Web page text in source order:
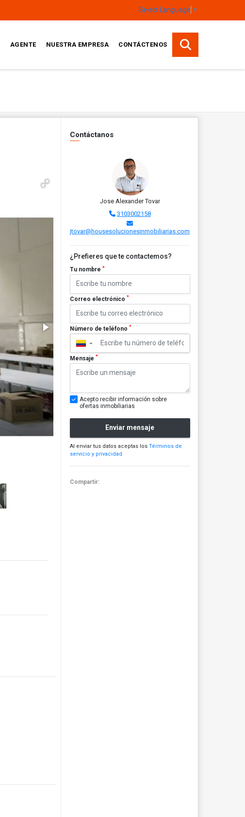
Select Language ▼
AGENTE NUESTRA EMPRESA CONTÁCTENOS
Contáctanos
Jose Alexander Tovar
3103002158
jtovar@housesolucionesinmobiliarias.com
¿Prefieres que te contactemos?
Tu nombre *
Correo electrónico *
Número de teléfono *
▼
Mensaje *
Acepto recibir información sobre
ofertas inmobiliarias
Enviar mensaje
Al enviar tus datos aceptas los Términos de
servicio y privacidad
Compartir: